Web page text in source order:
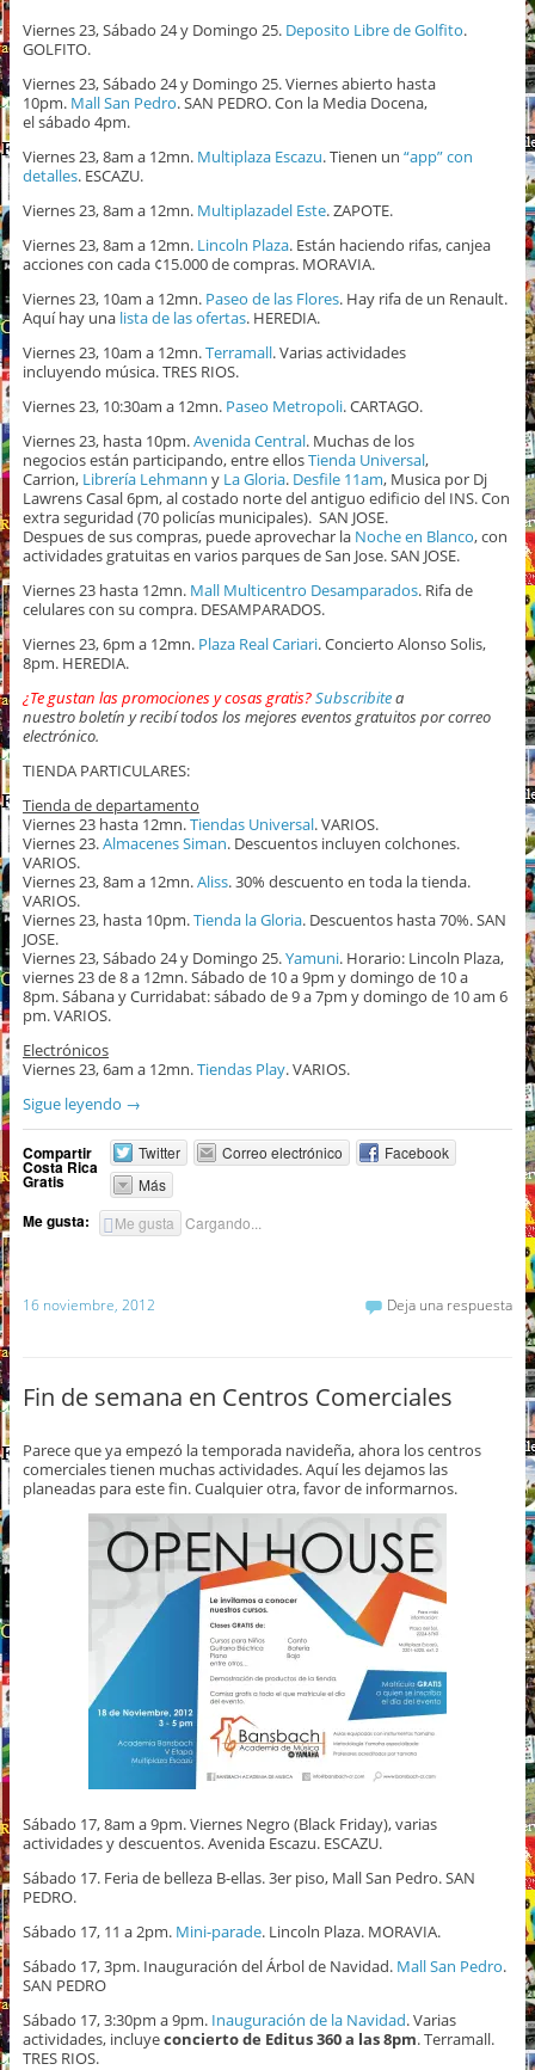
Viernes 23, Sábado 24 y Domingo 25. Deposito Libre de Golfito.
GOLFITO.
Viernes 23, Sábado 24 y Domingo 25. Viernes abierto hasta
10pm. Mall San Pedro. SAN PEDRO. Con la Media Docena,
el sábado 4pm.
Viernes 23, 8am a 12mn. Multiplaza Escazu. Tienen un “app” con
detalles. ESCAZU.
Viernes 23, 8am a 12mn. Multiplazadel Este. ZAPOTE.
Viernes 23, 8am a 12mn. Lincoln Plaza. Están haciendo rifas, canjea
acciones con cada ¢15.000 de compras. MORAVIA.
Viernes 23, 10am a 12mn. Paseo de las Flores. Hay rifa de un Renault.
Aquí hay una lista de las ofertas. HEREDIA.
Viernes 23, 10am a 12mn.Terramall. Varias actividades
incluyendo música. TRES RIOS.
Viernes 23, 10:30am a 12mn. Paseo Metropoli. CARTAGO.
Viernes 23, hasta 10pm.Avenida Central. Muchas de los
negocios están participando, entre ellosTienda Universal,
Carrion, Librería Lehmann y La Gloria. Desfile 11am, Musica por Dj
Lawrens Casal 6pm, al costado norte del antiguo edificio del INS. Con
extra seguridad (70 policías municipales). SAN JOSE.
Despues de sus compras, puede aprovechar la Noche en Blanco, con
actividades gratuitas en varios parques de San Jose. SAN JOSE.
Viernes 23 hasta 12mn. Mall Multicentro Desamparados. Rifa de
celulares con su compra. DESAMPARADOS.
Viernes 23, 6pm a 12mn. Plaza Real Cariari. Concierto Alonso Solis,
8pm. HEREDIA.
¿Te gustan las promociones y cosas gratis?Subscribitea
nuestro boletín y recibí todos los mejores eventos gratuitos por correo
electrónico.
TIENDA PARTICULARES:
Tienda de departamento
Viernes 23 hasta 12mn.Tiendas Universal. VARIOS.
Viernes 23.Almacenes Siman. Descuentos incluyen colchones.
VARIOS.
Viernes 23, 8am a 12mn.Aliss. 30% descuento en toda la tienda.
VARIOS.
Viernes 23, hasta 10pm.Tienda la Gloria. Descuentos hasta 70%. SAN
JOSE.
Viernes 23, Sábado 24 y Domingo 25.Yamuni. Horario: Lincoln Plaza,
viernes 23 de 8 a 12mn. Sábado de 10 a 9pm y domingo de 10 a
8pm. Sábana y Curridabat: sábado de 9 a 7pm y domingo de 10 am 6
pm. VARIOS.
Electrónicos
Viernes 23, 6am a 12mn.Tiendas Play. VARIOS.
Sigue leyendo →
Compartir
Costa Rica
Gratis
Twitter Correo electrónico
Facebook
Más
Me gusta: Me gusta Cargando...
16 noviembre, 2012 Deja una respuesta
Fin de semana en Centros Comerciales
Parece que ya empezó la temporada navideña, ahora los centros
comerciales tienen muchas actividades. Aquí les dejamos las
planeadas para este fin. Cualquier otra, favor de informarnos.
Sábado 17, 8am a 9pm. Viernes Negro (Black Friday), varias
actividades y descuentos. Avenida Escazu. ESCAZU.
Sábado 17. Feria de belleza B-ellas. 3er piso, Mall San Pedro. SAN
PEDRO.
Sábado 17, 11 a 2pm. Mini-parade. Lincoln Plaza. MORAVIA.
Sábado 17, 3pm. Inauguración del Árbol de Navidad. Mall San Pedro.
SAN PEDRO
Sábado 17, 3:30pm a 9pm. Inauguración de la Navidad. Varias
actividades, incluyeconcierto de Editus 360 a las 8pm. Terramall.
TRES RIOS.